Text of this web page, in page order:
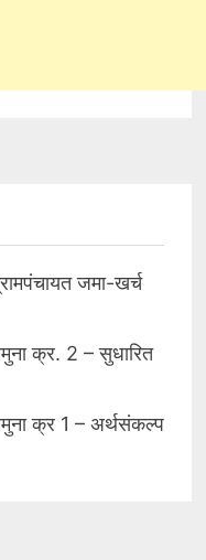
जमा-खर्च
क्र. 2 – सुधारित
क्र 1 – अर्थसंकल्प